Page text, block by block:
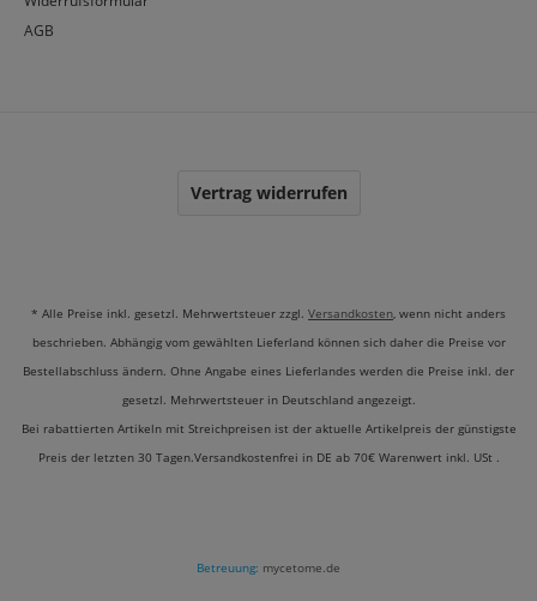
AGB
Vertrag widerrufen
* Alle Preise inkl. gesetzl. Mehrwertsteuer zzgl. Versandkosten, wenn nicht anders
beschrieben. Abhängig vom gewählten Lieferland können sich daher die Preise vor
Bestellabschluss ändern. Ohne Angabe eines Lieferlandes werden die Preise inkl. der
gesetzl. Mehrwertsteuer in Deutschland angezeigt.
Bei rabattierten Artikeln mit Streichpreisen ist der aktuelle Artikelpreis der günstigste
Preis der letzten 30 Tagen.Versandkostenfrei in DE ab 70€ Warenwert inkl. USt .
Betreuung: mycetome.de